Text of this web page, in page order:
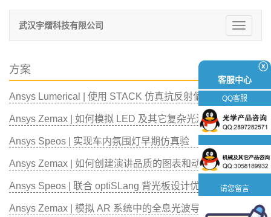
切
换
武汉宇熠科技有限公司
方案
Ansys Lumerical | 使用 STACK 仿真抗反射偏振器件
Ansys Zemax | 如何模拟 LED 及其它复杂光源
Ansys Speos | 实现车内氛围灯早期仿真验
Ansys Zemax | 如何创建演讲品质的图表和动画
Ansys Speos | 联合 optiSLang 背光板设计优化方案
Ansys Zemax | 模拟 AR 系统中的全息光波导：第二部分
ⓧ
客服中心
QQ客服
请您留言